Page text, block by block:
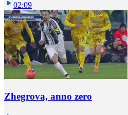
02:09
Zhegrova, anno zero